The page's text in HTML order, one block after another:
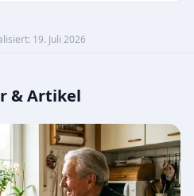
19. Juli 2026
& Artikel